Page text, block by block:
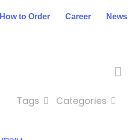
How to Order Career News
Categories
Tags